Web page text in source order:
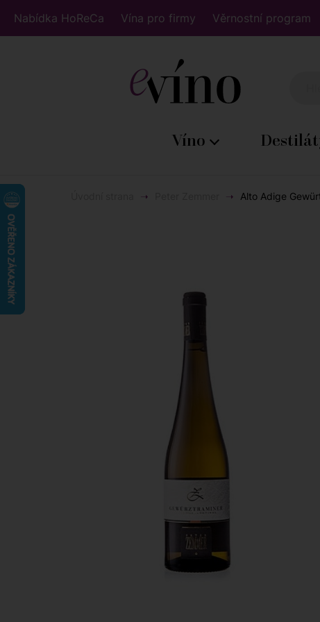
Nabídka HoReCa Vína pro firmy Věrnostní program
Víno
Alto Adige